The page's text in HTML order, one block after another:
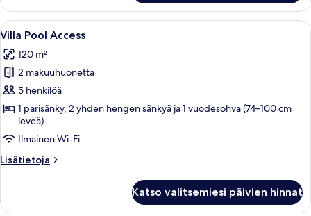
Pool
Access
Avaa
kaikki
huonetyypin
Villa
Pool
Access
kuvat
Moderni hotellihuone, jossa on
15
Villa Pool Access
120 m²
2 makuuhuonetta
5 henkilöä
1 parisänky, 2 yhden hengen sänkyä ja 1 vuodesohva (74–100 cm
leveä)
Ilmainen Wi-Fi
Lisätietoja
Lisätietoja
Access
Katso valitsemiesi päivien hinnat